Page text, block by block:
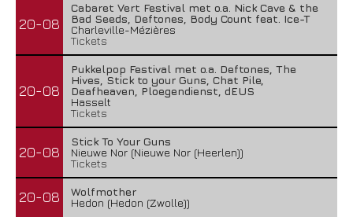
20-08
Cabaret Vert Festival met o.a. Nick Cave & the
Bad Seeds, Deftones, Body Count feat. Ice-T
Charleville-Mézières
Tickets
20-08
Pukkelpop Festival met o.a. Deftones, The
Hives, Stick to your Guns, Chat Pile,
Deafheaven, Ploegendienst, dEUS
Hasselt
Tickets
20-08
Stick To Your Guns
Nieuwe Nor (Nieuwe Nor (Heerlen))
Tickets
20-08
Wolfmother
Hedon (Hedon (Zwolle))